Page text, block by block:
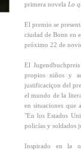
primera novela Lo
El premio se
ciudad de Bonn en
próximo 22 de
El
propios niños y
justificaciçon del
el mundo de la
en situaciones que
"En los Estados
policías y soldados
Inspirado en la